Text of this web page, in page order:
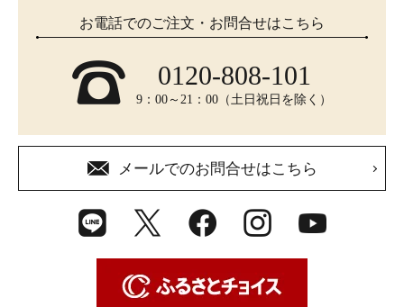
お電話でのご注文・お問合せはこちら
0120-808-101
9：00～21：00（土日祝日を除く）
メールでのお問合せはこちら